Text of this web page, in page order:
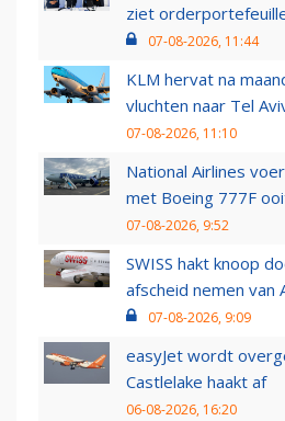
ziet
07-08-2026, 11:44
KLM hervat na
vluchten naar Tel
07-08-2026, 11:10
National Airlines
met Boeing 777F
07-08-2026, 9:52
SWISS hakt knoop
afscheid nemen
07-08-2026, 9:09
easyJet wordt
Castlelake haakt af
06-08-2026, 16:20